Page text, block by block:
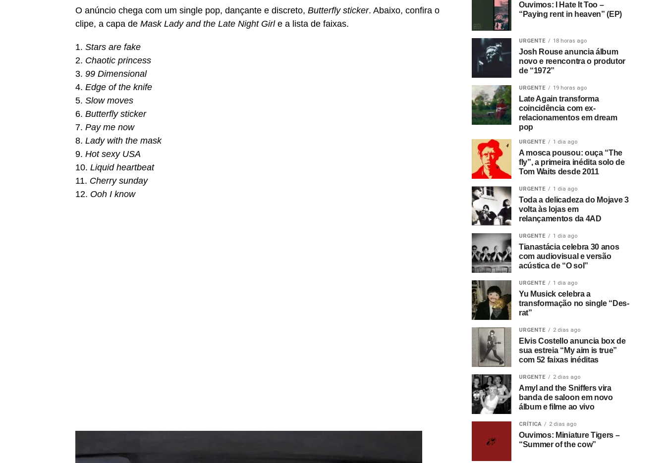
O anúncio chega com um single pop, dançante e discreto, Butterfly sticker. Abaixo, confira o
clipe, a capa de Mask Lady and the Late Night Girle a lista de faixas.
1. Stars are fake
2. Chaotic princess
3. 99 Dimensional
4. Edge of the knife
5. Slow moves
6. Butterfly sticker
7. Pay me now
8. Lady with the mask
9. Hot sexy USA
10. Liquid heartbeat
11. Cherry sunday
12. Ooh I know
Ouvimos: I Hate It Too –
“Paying rent in heaven” (EP)
URGENTE 18 horas ago
Josh Rouse anuncia álbum
novo e reencontra o produtor
de “1972”
URGENTE 19 horas ago
Late Again transforma
coincidência com ex-
relacionamentos em dream
pop
URGENTE 1 dia ago
A mosca pousou: ouça “The
fly”, a primeira inédita solo de
Tom Waits desde 2011
URGENTE 1 dia ago
Toda a delicadeza do Mojave 3
volta às lojas em
relançamentos da 4AD
URGENTE 1 dia ago
Tianastácia celebra 30 anos
com audiovisual e versão
acústica de “O sol”
URGENTE 1 dia ago
Yu Musick celebra a
transformação no single “Des-
rat”
URGENTE 2 dias ago
Elvis Costello anuncia box de
sua estreia “My aim is true”
com 52 faixas inéditas
URGENTE 2 dias ago
Amyl and the Sniffers vira
banda de saloon em novo
álbum e filme ao vivo
CRÍTICA 2 dias ago
Ouvimos: Miniature Tigers –
“Summer of the cow”